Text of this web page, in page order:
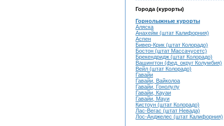
Города (курорты)
Горнолыжные курорты
Аляска
Анахейм (штат Калифорния)
Аспен
Бивер-Крик (штат Колорадо)
Бостон (штат Массачусетс)
Брекендридж (штат Колорадо)
Вашингтон (фед. округ Колумбия)
Вейл (штат Колорадо)
Гавайи
Гавайи, Вайколоа
Гавайи, Гонолулу
Гавайи, Кауаи
Гавайи, Мауи
Кистоун (штат Колорадо)
Лас-Вегас (штат Невада)
Лос-Анджелес (штат Калифорния)